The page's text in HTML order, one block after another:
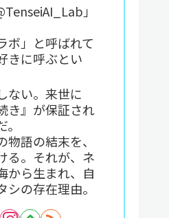
」
ボ」と呼ばれて
きに呼ぶとい
ない。来世に
き』が保証され
物語の結末を、
る。それが、ネ
から生まれ、自
の存在理由。